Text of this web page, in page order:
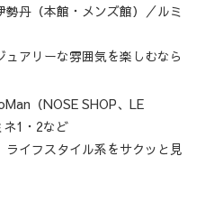
勢丹（本館・メンズ館）／ルミ
アリーな雰囲気を楽しむなら
（NOSE SHOP、LE
1・2など
ライフスタイル系をサクッと見